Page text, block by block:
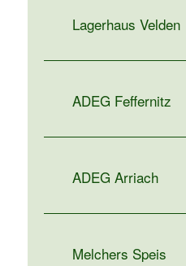
Lagerhaus Velden
ADEG Feffernitz
ADEG Arriach
Melchers Speis